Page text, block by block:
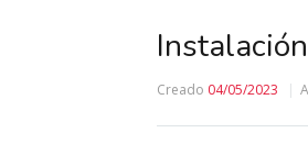
Creado 04/05/2023